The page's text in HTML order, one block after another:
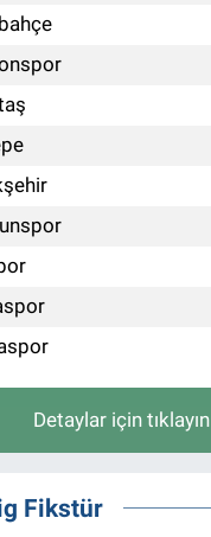
Detaylar için tıklayın
Fikstür